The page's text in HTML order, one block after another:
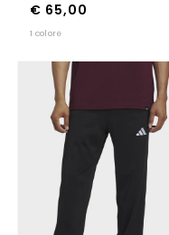
€ 65,00
1 colore